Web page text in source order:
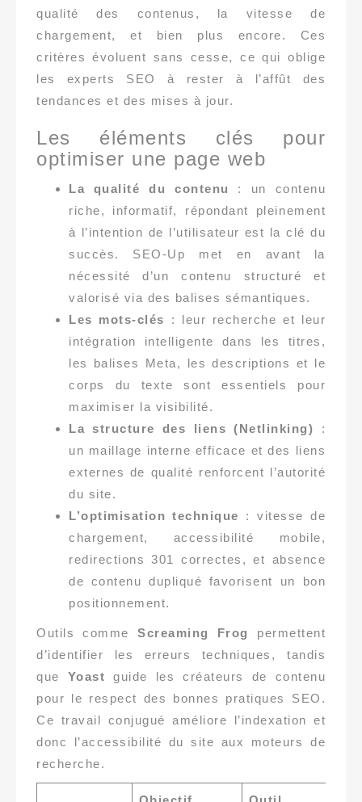
qualité des contenus, la vitesse de
chargement, et bien plus encore. Ces
critères évoluent sans cesse, ce qui oblige
les experts SEO à rester à l’affût des
tendances et des mises à jour.
Les éléments clés pour
optimiser une page web
La qualité du contenu
: un contenu
riche, informatif, répondant pleinement
à l’intention de l’utilisateur est la clé du
succès. SEO-Up met en avant la
nécessité d’un contenu structuré et
valorisé via des balises sémantiques.
Les mots-clés
: leur recherche et leur
intégration intelligente dans les titres,
les balises Meta, les descriptions et le
corps du texte sont essentiels pour
maximiser la visibilité.
La structure des liens (Netlinking) :
un maillage interne efficace et des liens
externes de qualité renforcent l’autorité
du site.
L’optimisation technique
: vitesse de
chargement, accessibilité mobile,
redirections 301 correctes, et absence
de contenu dupliqué favorisent un bon
positionnement.
Outils comme Screaming Frog
permettent
d’identifier les erreurs techniques, tandis
que Yoast guide les créateurs de contenu
pour le respect des bonnes pratiques SEO.
Ce travail conjugué améliore l’indexation et
donc l’accessibilité du site aux moteurs de
recherche.